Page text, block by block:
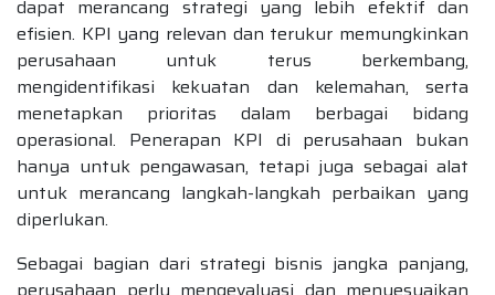
dapat merancang strategi yang lebih efektif dan
efisien. KPI yang relevan dan terukur memungkinkan
perusahaan untuk terus berkembang,
mengidentifikasi kekuatan dan kelemahan, serta
menetapkan prioritas dalam berbagai bidang
operasional. Penerapan KPI di perusahaan bukan
hanya untuk pengawasan, tetapi juga sebagai alat
untuk merancang langkah-langkah perbaikan yang
diperlukan.
Sebagai bagian dari strategi bisnis jangka panjang,